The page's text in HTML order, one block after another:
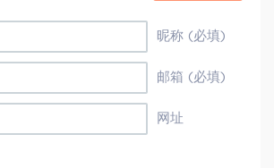
昵称 (必填)
邮箱 (必填)
网址